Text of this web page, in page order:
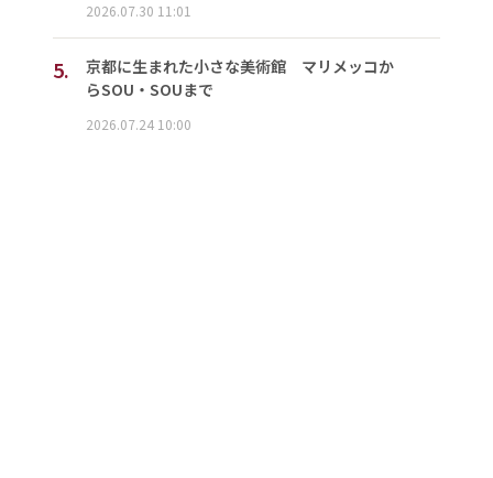
2026.07.30 11:01
5.
京都に生まれた小さな美術館 マリメッコか
らSOU・SOUまで
2026.07.24 10:00